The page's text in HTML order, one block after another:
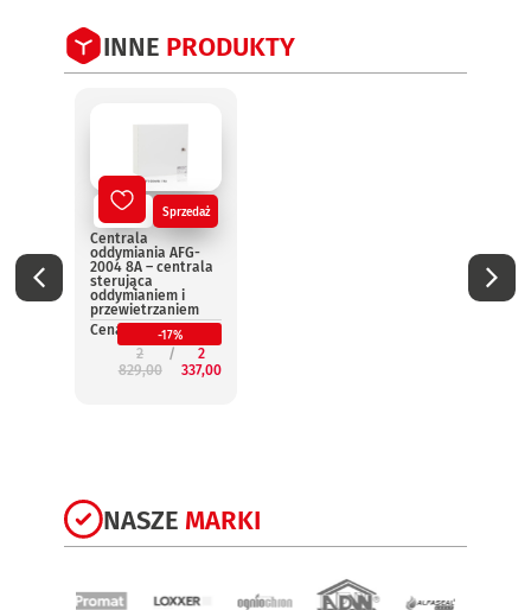
INNE PRODUKTY
Nowy Sprzedaż
Centrala
oddymiania AFG-
2004 8A – centrala
sterująca
oddymianiem i
przewietrzaniem
Cena:
-17%
2
829,00
2
337,00
NASZE MARKI